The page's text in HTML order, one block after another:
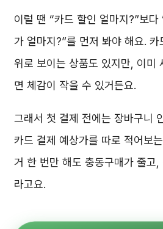
이럴 땐 “카드 할인 얼마지?”보
가 얼마지?”를 먼저 봐야 해요.
위로 보이는 상품도 있지만, 이미
면 체감이 작을 수 있거든요.
그래서 첫 결제 전에는 장바구니
카드 결제 예상가를 따로 적어보
거 한 번만 해도 충동구매가 줄고
라고요.